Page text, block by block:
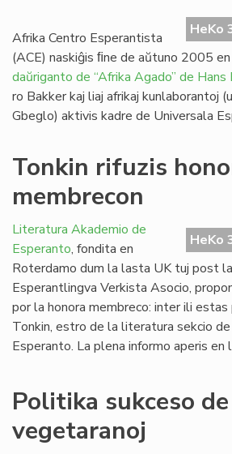
HeKo
Afrika Centro Esperantista
(ACE) naskiĝis ﬁne de aŭtuno 2005
daŭriganto de “Afrika Agado” de Hans
ro Bakker kaj liaj afrikaj kunlaborantoj
Gbeglo) aktivis kadre de Universala
Tonkin rifuzis
membrecon
HeKo
Literatura Akademio de
Esperanto, fondita en
Roterdamo dum la lasta UK tuj post
Esperantlingva Verkista Asocio,
por la honora membreco: inter ili
Tonkin, estro de la literatura sekcio
Esperanto. La plena informo aperis en
Politika sukceso
vegetaranoj